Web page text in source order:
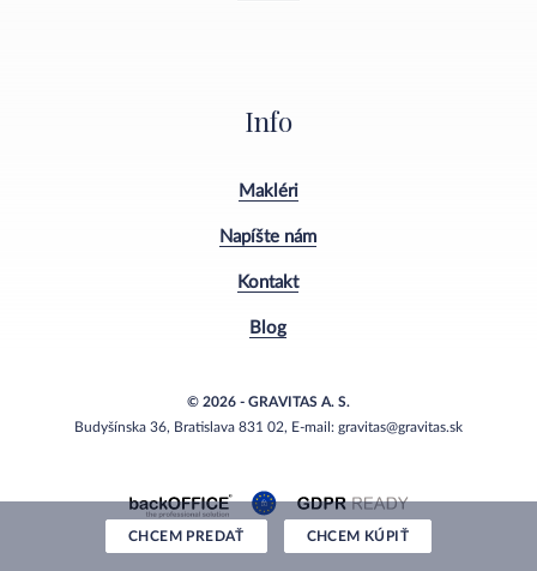
CHCEM PREDAŤ CHCEM KÚPIŤ
Info
Makléri
Napíšte nám
Kontakt
Blog
© 2026 - GRAVITAS A. S.
Budyšínska 36, Bratislava 831 02, E-mail: gravitas@gravitas.sk